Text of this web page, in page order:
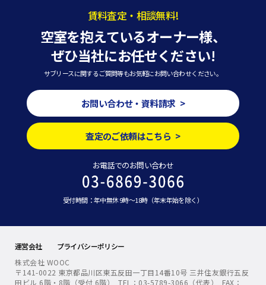
賃料査定・相談無料!
空室を抱えているオーナー様、
ぜひ当社にお任せください!
サブリースに関するご質問等もお気軽にお問い合わせください。
お問い合わせ・資料請求 >
査定のご依頼はこちら >
お電話でのお問い合わせ
受付時間：年中無休 9時～18時（年末年始を除く）
運営会社
プライバシーポリシー
株式会社 WOOC
〒141-0022 東京都品川区東五反田一丁目14番10号 三井住友銀行五反
田ビル 6階・8階（受付 6階） TEL：03-5789-3066（代表） FAX：